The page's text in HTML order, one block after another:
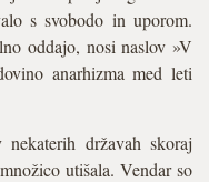
s svobodo in uporom.
oddajo, nosi naslov »V
anarhizma med leti
državah skoraj
utišala. Vendar so